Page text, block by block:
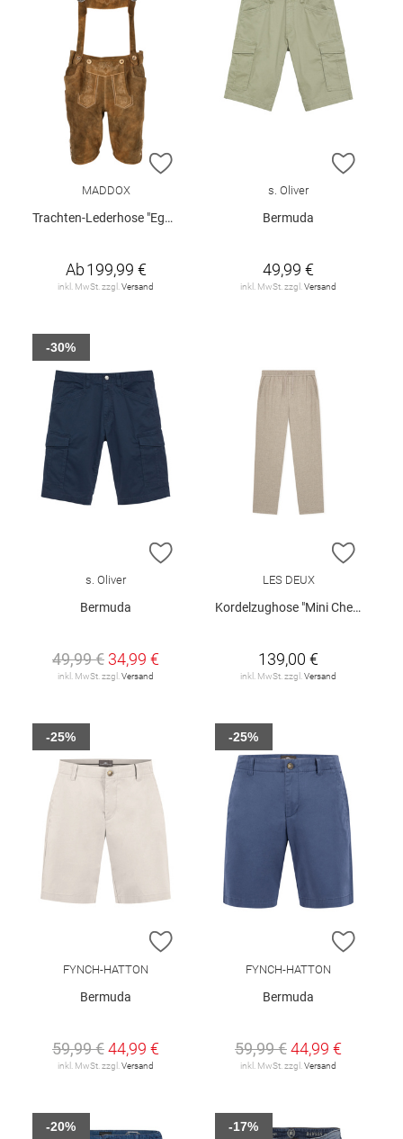
ZUR WUNSCHLISTE HINZUFÜGEN
MADDOX
Trachten-Lederhose "Egbert"
Ab199,99 €
inkl. MwSt. zzgl. Versand
ZUR
s. Oliver
Bermuda
49,99 €
inkl. MwSt. zzgl. Versand
ZUR WUNSCHLISTE HINZUFÜGEN
s. Oliver
Bermuda
49,99 € 34,99 €
inkl. MwSt. zzgl. Versand
-30%
ZUR
LES DEUX
Kordelzughose "Mini Check"
139,00 €
inkl. MwSt. zzgl. Versand
ZUR WUNSCHLISTE HINZUFÜGEN
FYNCH-HATTON
Bermuda
59,99 €44,99 €
inkl. MwSt. zzgl. Versand
-25%
ZUR
FYNCH-HATTON
Bermuda
59,99 €44,99 €
inkl. MwSt. zzgl. Versand
-25%
-20% -17%